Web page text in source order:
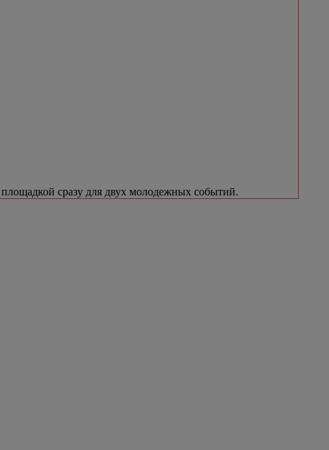
сразу для двух молодежных событий.